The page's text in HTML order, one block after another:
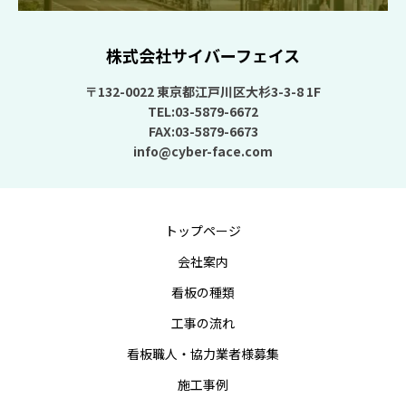
株式会社サイバーフェイス
〒132-0022 東京都江戸川区大杉3-3-8 1F
TEL:03-5879-6672
FAX:03-5879-6673
info@cyber-face.com
トップページ
会社案内
看板の種類
工事の流れ
看板職人・協力業者様募集
施工事例